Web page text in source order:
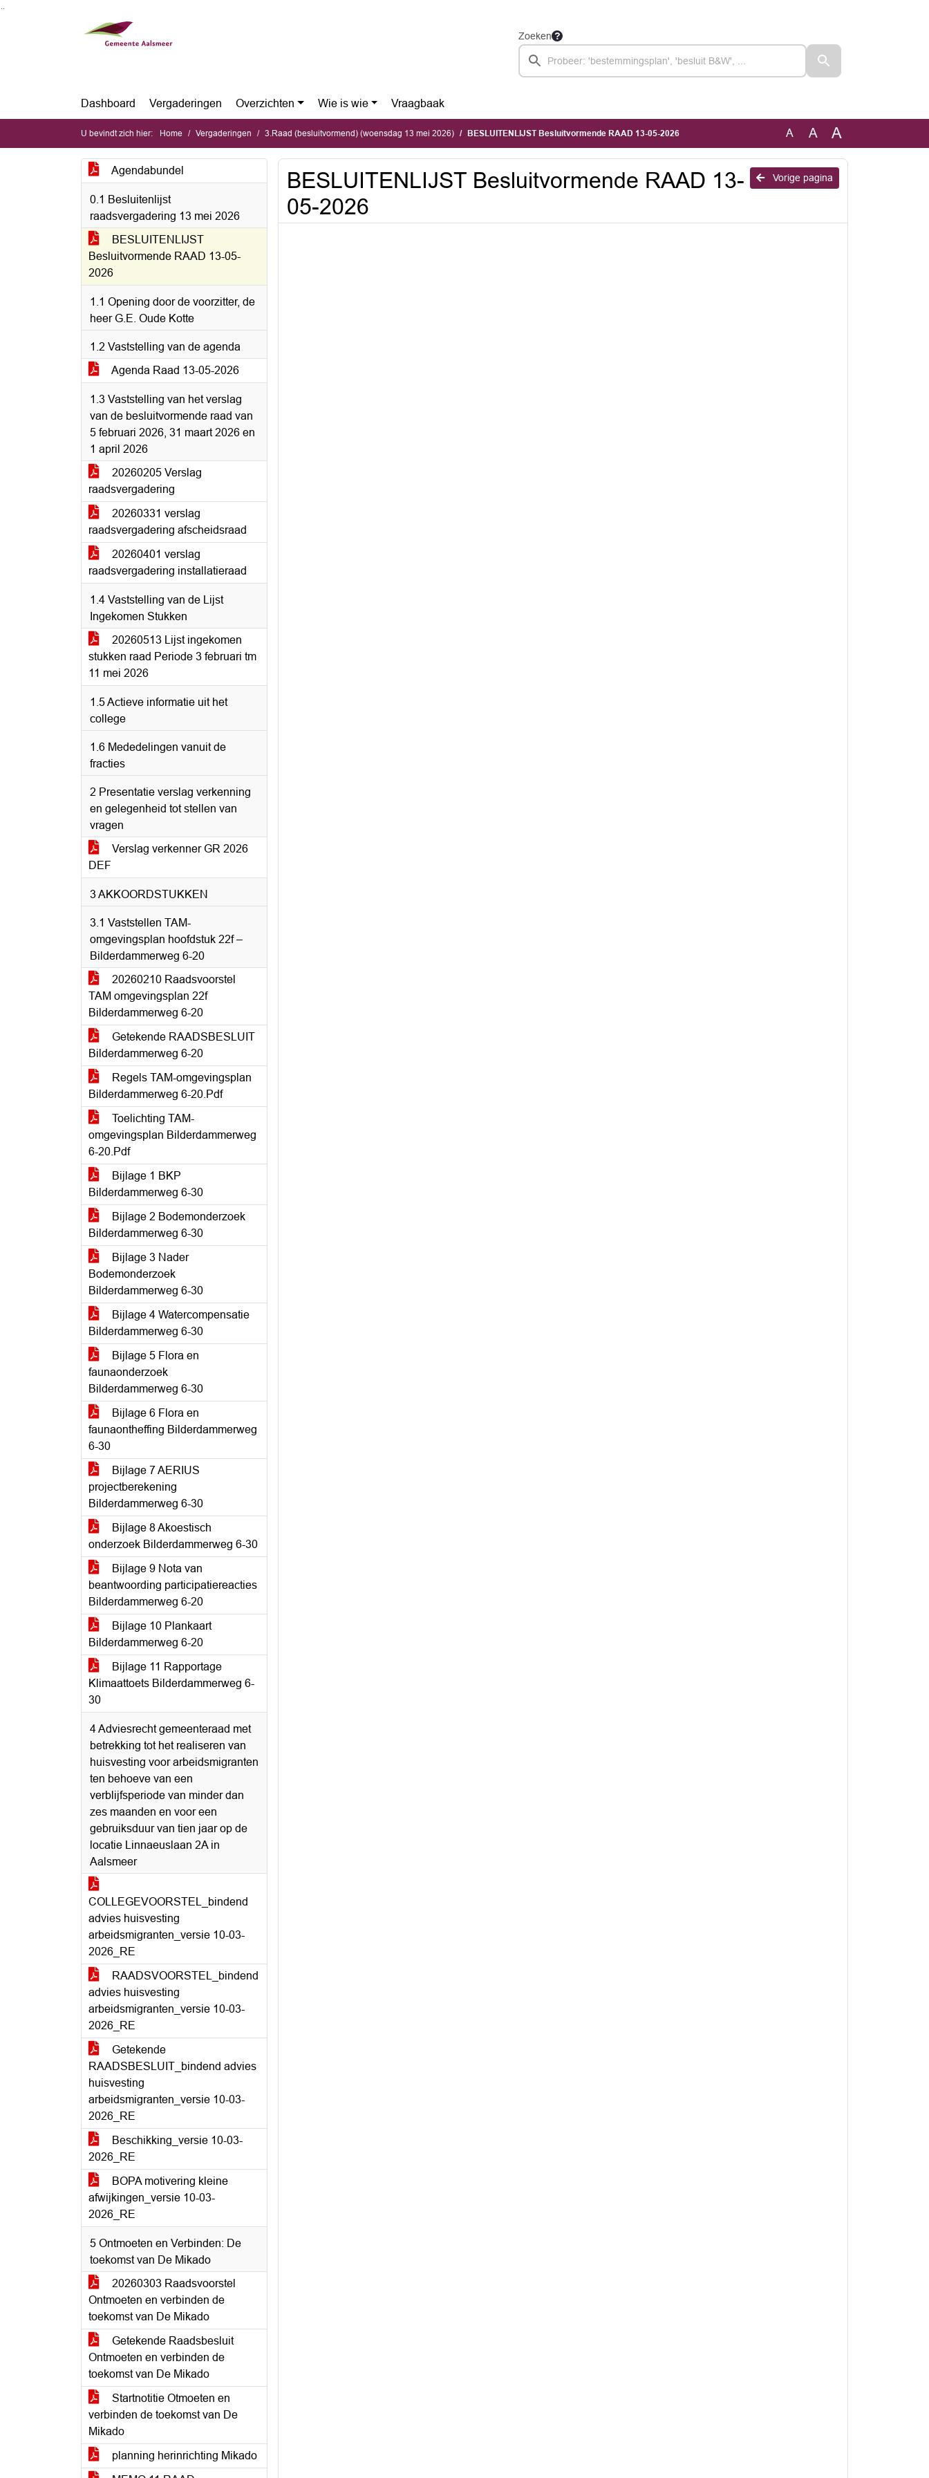
Zoeken
Dashboard Vergaderingen Overzichten Wie is wie Vraagbaak
U bevindt zich hier: Home Vergaderingen 3.Raad (besluitvormend) (woensdag 13 mei 2026) BESLUITENLIJST Besluitvormende RAAD 13-05-2026 A A A
Agendabundel
0.1 Besluitenlijst
raadsvergadering 13 mei 2026
BESLUITENLIJST
Besluitvormende RAAD 13-05-
2026
1.1 Opening door de voorzitter, de
heer G.E. Oude Kotte
1.2 Vaststelling van de agenda
Agenda Raad 13-05-2026
1.3 Vaststelling van het verslag
van de besluitvormende raad van
5 februari 2026, 31 maart 2026 en
1 april 2026
20260205 Verslag
raadsvergadering
20260331 verslag
raadsvergadering afscheidsraad
20260401 verslag
raadsvergadering installatieraad
1.4 Vaststelling van de Lijst
Ingekomen Stukken
20260513 Lijst ingekomen
stukken raad Periode 3 februari tm
11 mei 2026
1.5 Actieve informatie uit het
college
1.6 Mededelingen vanuit de
fracties
2 Presentatie verslag verkenning
en gelegenheid tot stellen van
vragen
Verslag verkenner GR 2026
DEF
3 AKKOORDSTUKKEN
3.1 Vaststellen TAM-
omgevingsplan hoofdstuk 22f –
Bilderdammerweg 6-20
20260210 Raadsvoorstel
TAM omgevingsplan 22f
Bilderdammerweg 6-20
Getekende RAADSBESLUIT
Bilderdammerweg 6-20
Regels TAM-omgevingsplan
Bilderdammerweg 6-20.Pdf
Toelichting TAM-
omgevingsplan Bilderdammerweg
6-20.Pdf
Bijlage 1 BKP
Bilderdammerweg 6-30
Bijlage 2 Bodemonderzoek
Bilderdammerweg 6-30
Bijlage 3 Nader
Bodemonderzoek
Bilderdammerweg 6-30
Bijlage 4 Watercompensatie
Bilderdammerweg 6-30
Bijlage 5 Flora en
faunaonderzoek
Bilderdammerweg 6-30
Bijlage 6 Flora en
faunaontheffing Bilderdammerweg
6-30
Bijlage 7 AERIUS
projectberekening
Bilderdammerweg 6-30
Bijlage 8 Akoestisch
onderzoek Bilderdammerweg 6-30
Bijlage 9 Nota van
beantwoording participatiereacties
Bilderdammerweg 6-20
Bijlage 10 Plankaart
Bilderdammerweg 6-20
Bijlage 11 Rapportage
Klimaattoets Bilderdammerweg 6-
30
4 Adviesrecht gemeenteraad met
betrekking tot het realiseren van
huisvesting voor arbeidsmigranten
ten behoeve van een
verblijfsperiode van minder dan
zes maanden en voor een
gebruiksduur van tien jaar op de
locatie Linnaeuslaan 2A in
Aalsmeer
COLLEGEVOORSTEL_bindend
advies huisvesting
arbeidsmigranten_versie 10-03-
2026_RE
RAADSVOORSTEL_bindend
advies huisvesting
arbeidsmigranten_versie 10-03-
2026_RE
Getekende
RAADSBESLUIT_bindend advies
huisvesting
arbeidsmigranten_versie 10-03-
2026_RE
Beschikking_versie 10-03-
2026_RE
BOPA motivering kleine
afwijkingen_versie 10-03-
2026_RE
5 Ontmoeten en Verbinden: De
toekomst van De Mikado
20260303 Raadsvoorstel
Ontmoeten en verbinden de
toekomst van De Mikado
Getekende Raadsbesluit
Ontmoeten en verbinden de
toekomst van De Mikado
Startnotitie Otmoeten en
verbinden de toekomst van De
Mikado
planning herinrichting Mikado
Vorige pagina
BESLUITENLIJST Besluitvormende RAAD 13-
05-2026